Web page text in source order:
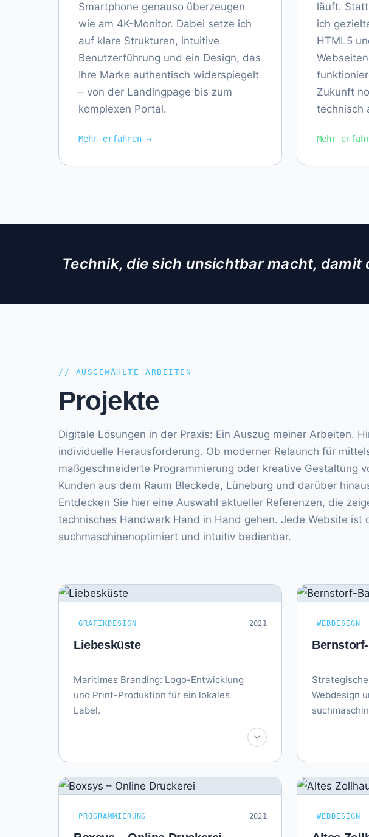
Smartphone genauso überzeugen
wie am 4K-Monitor. Dabei setze ich
auf klare Strukturen, intuitive
Benutzerführung und ein Design, das
Ihre Marke authentisch widerspiegelt
– von der Landingpage bis zum
komplexen Portal.
Mehr erfahren →
läuft.
ich
HTML5
Zukunft
technisch
Mehr
Technik, die sich unsichtbar macht, damit
// AUSGEWÄHLTE ARBEITEN
Projekte
Digitale Lösungen in der Praxis: Ein Auszug meiner Arbeiten.
individuelle Herausforderung. Ob moderner Relaunch für
maßgeschneiderte Programmierung oder kreative Gestaltung
Kunden aus dem Raum Bleckede, Lüneburg und darüber
Entdecken Sie hier eine Auswahl aktueller Referenzen, die
technisches Handwerk Hand in Hand gehen. Jede Website ist
suchmaschinenoptimiert und intuitiv bedienbar.
GRAFIKDESIGN 2021
Liebesküste
Maritimes Branding: Logo-Entwicklung
und Print-Produktion für ein lokales
Label.
WEBDESIGN
Webdesign
PROGRAMMIERUNG 2021 WEBDESIGN